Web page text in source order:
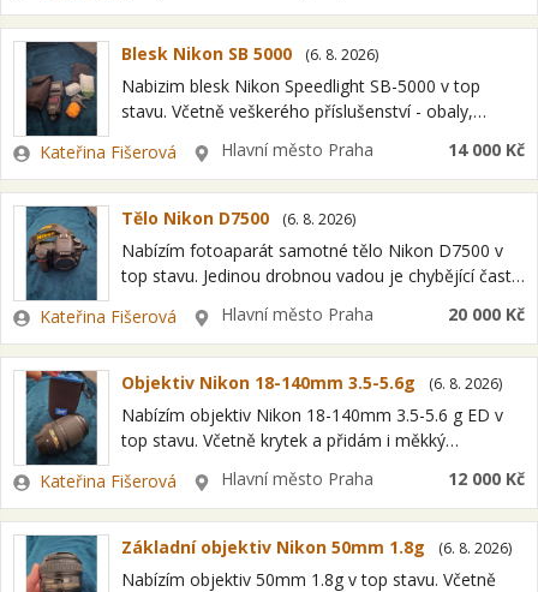
Blesk Nikon SB 5000 (6. 8. 2026)
Nabizim blesk Nikon Speedlight SB-5000 v top
stavu. Včetně veškerého příslušenství - obaly,
Zadavatel
Kateřina Fišerová LokalitaHlavní město Praha 14 000 Kč
Tělo Nikon D7500 (6. 8. 2026)
Nabízím fotoaparát samotné tělo Nikon D7500 v
top stavu. Jedinou drobnou vadou je chybějící čast
škrábanců ci jineho poškození. Včetně…
Zadavatel
Kateřina Fišerová LokalitaHlavní město Praha 20 000 Kč
Objektiv Nikon 18-140mm 3.5-5.6g (6. 8. 2026)
Nabízím objektiv Nikon 18-140mm 3.5-5.6 g ED v
top stavu. Včetně krytek a přidám i měkký
Zadavatel
Kateřina Fišerová LokalitaHlavní město Praha 12 000 Kč
Základní objektiv Nikon 50mm 1.8g (6. 8. 2026)
Nabízím objektiv 50mm 1.8g v top stavu. Včetně